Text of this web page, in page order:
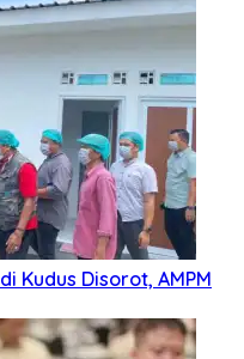
Kudus Disorot, AMPM